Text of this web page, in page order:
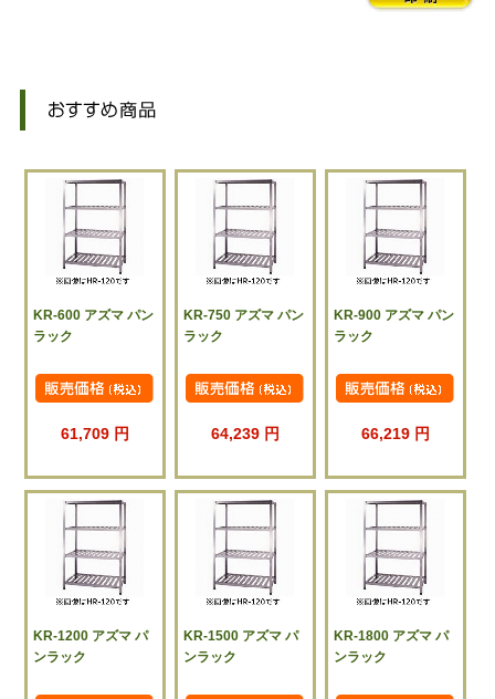
KR-600 アズマ パン
ラック
61,709 円
KR-750 アズマ パン
ラック
64,239 円
KR-900 アズマ パン
ラック
66,219 円
KR-1200 アズマ パ
ンラック
KR-1500 アズマ パ
ンラック
KR-1800 アズマ パ
ンラック